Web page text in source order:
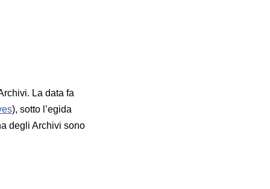
La data fa
), sotto l’egida
degli Archivi sono